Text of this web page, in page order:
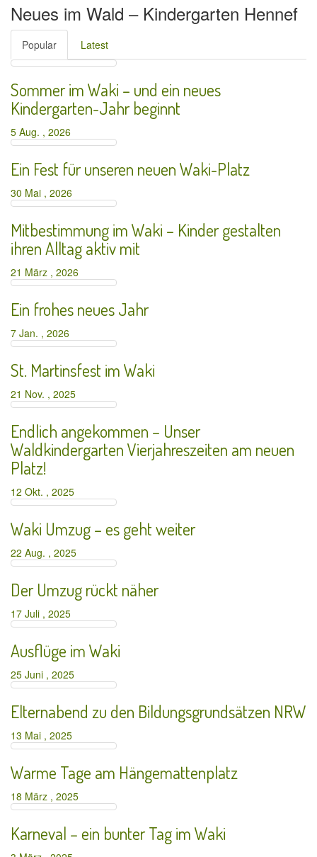
Neues im Wald – Kindergarten Hennef
Popular Latest
Sommer im Waki – und ein neues
Kindergarten-Jahr beginnt
5 Aug. , 2026
Ein Fest für unseren neuen Waki-Platz
30 Mai , 2026
Mitbestimmung im Waki – Kinder gestalten
ihren Alltag aktiv mit
21 März , 2026
Ein frohes neues Jahr
7 Jan. , 2026
St. Martinsfest im Waki
21 Nov. , 2025
Endlich angekommen – Unser
Waldkindergarten Vierjahreszeiten am neuen
Platz!
12 Okt. , 2025
Waki Umzug – es geht weiter
22 Aug. , 2025
Der Umzug rückt näher
17 Juli , 2025
Ausflüge im Waki
25 Juni , 2025
Elternabend zu den Bildungsgrundsätzen NRW
13 Mai , 2025
Warme Tage am Hängemattenplatz
18 März , 2025
Karneval – ein bunter Tag im Waki